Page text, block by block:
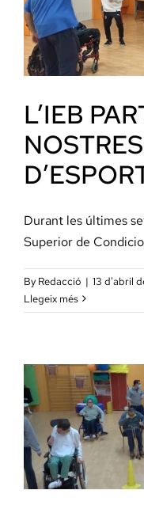
de
vida
L’IEB
Durant les últimes
Superior de
By Redacció | 13 d'abril
Llegeix més